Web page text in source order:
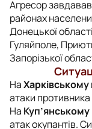
Агресор
районах
Донецької
Гуляйполе,
Запорізької
НаХарківському
атаки
На Куп’янському
атак окупантів.